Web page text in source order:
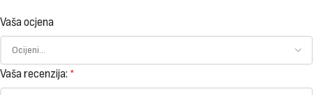
Vaša ocjena
Vaša recenzija: *